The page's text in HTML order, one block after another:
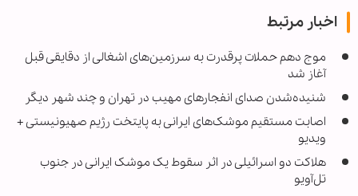
اخبار مرتبط
موج دهم حملات پرقدرت به سرزمین‌های اشغالی از دقایقی قبل
آغاز شد
شنیده‌شدن صدای انفجارهای مهیب در تهران و چند شهر دیگر
اصابت مستقیم موشک‌های ایرانی به پایتخت رژیم صهیونیستی +
ویدیو
هلاکت دو اسرائیلی در اثر سقوط یک موشک ایرانی در جنوب
تل‌آویو